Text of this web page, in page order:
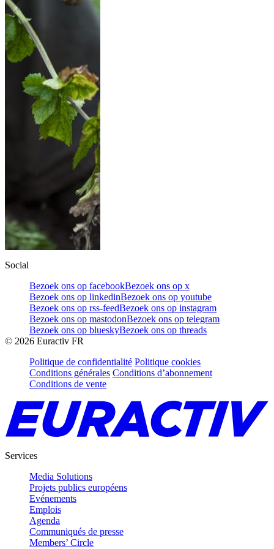
Social
Bezoek ons op facebookBezoek ons op x
Bezoek ons op linkedinBezoek ons op youtube
Bezoek ons op rss-feedBezoek ons op instagram
Bezoek ons op mastodonBezoek ons op telegram
Bezoek ons op blueskyBezoek ons op threads
© 2026 Euractiv FR
Politique de confidentialité Politique cookies
Conditions générales Conditions d’abonnement
Conditions de vente
Services
Media Solutions
Projets publics européens
Evénements
Emplois
Agenda
Communiqués de presse
Members’ Circle